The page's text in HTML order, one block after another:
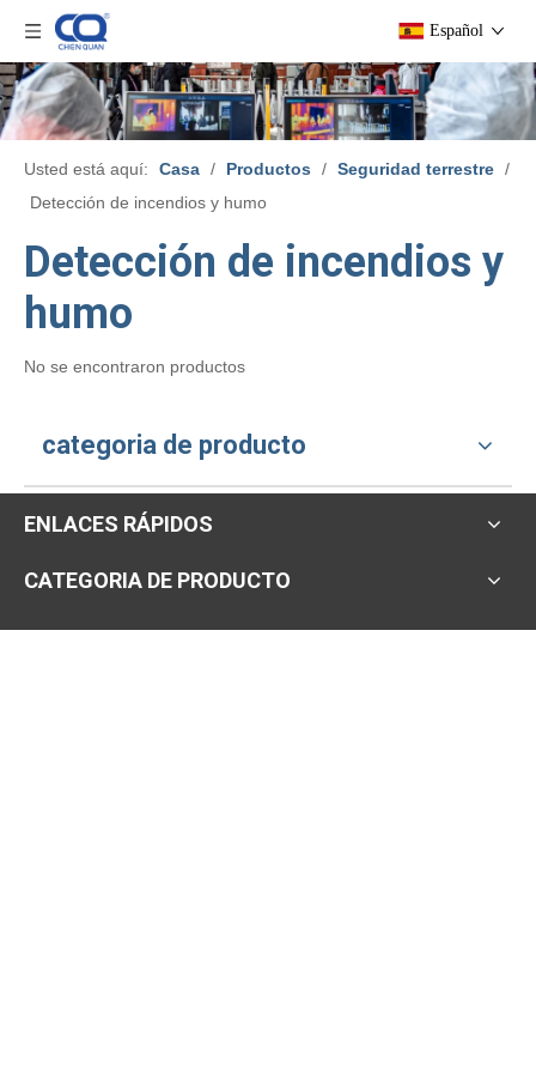
Español
Usted está aquí: Casa / Productos / Seguridad terrestre /
Detección de incendios y humo
Detección de incendios y
humo
No se encontraron productos
categoria de producto
ENLACES RÁPIDOS
CATEGORIA DE PRODUCTO